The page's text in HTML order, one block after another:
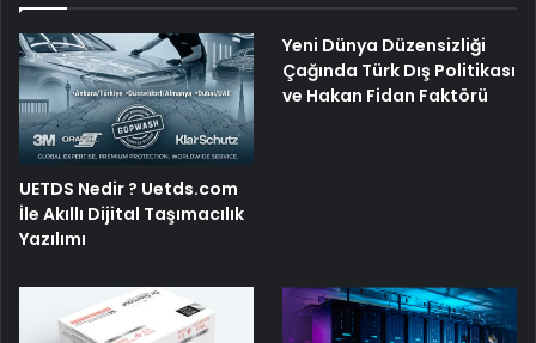
UETDS Nedir ? Uetds.com
İle Akıllı Dijital Taşımacılık
Yazılımı
Yeni Dünya Düzensizliği
Çağında Türk Dış Politikası
ve Hakan Fidan Faktörü